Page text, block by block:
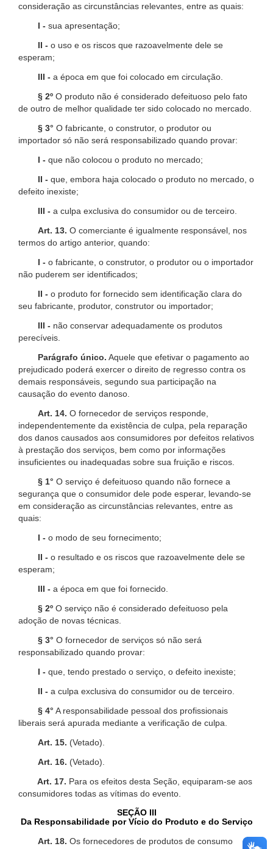
consideração as circunstâncias relevantes, entre as quais:
I - sua apresentação;
II - o uso e os riscos que razoavelmente dele se
esperam;
III - a época em que foi colocado em circulação.
§ 2º O produto não é considerado defeituoso pelo fato
de outro de melhor qualidade ter sido colocado no mercado.
§ 3° O fabricante, o construtor, o produtor ou
importador só não será responsabilizado quando provar:
I - que não colocou o produto no mercado;
II - que, embora haja colocado o produto no mercado, o
defeito inexiste;
III - a culpa exclusiva do consumidor ou de terceiro.
Art. 13. O comerciante é igualmente responsável, nos
termos do artigo anterior, quando:
I - o fabricante, o construtor, o produtor ou o importador
não puderem ser identificados;
II - o produto for fornecido sem identificação clara do
seu fabricante, produtor, construtor ou importador;
III - não conservar adequadamente os produtos
perecíveis.
Parágrafo único. Aquele que efetivar o pagamento ao
prejudicado poderá exercer o direito de regresso contra os
demais responsáveis, segundo sua participação na
causação do evento danoso.
Art. 14. O fornecedor de serviços responde,
independentemente da existência de culpa, pela reparação
dos danos causados aos consumidores por defeitos relativos
à prestação dos serviços, bem como por informações
insuficientes ou inadequadas sobre sua fruição e riscos.
§ 1° O serviço é defeituoso quando não fornece a
segurança que o consumidor dele pode esperar, levando-se
em consideração as circunstâncias relevantes, entre as
quais:
I - o modo de seu fornecimento;
II - o resultado e os riscos que razoavelmente dele se
esperam;
III - a época em que foi fornecido.
§ 2º O serviço não é considerado defeituoso pela
adoção de novas técnicas.
§ 3° O fornecedor de serviços só não será
responsabilizado quando provar:
I - que, tendo prestado o serviço, o defeito inexiste;
II - a culpa exclusiva do consumidor ou de terceiro.
§ 4° A responsabilidade pessoal dos profissionais
liberais será apurada mediante a verificação de culpa.
Art. 15. (Vetado).
Art. 16. (Vetado).
Art. 17. Para os efeitos desta Seção, equiparam-se aos
consumidores todas as vítimas do evento.
SEÇÃO III
Da Responsabilidade por Vício do Produto e do Serviço
Art. 18. Os fornecedores de produtos de consumo